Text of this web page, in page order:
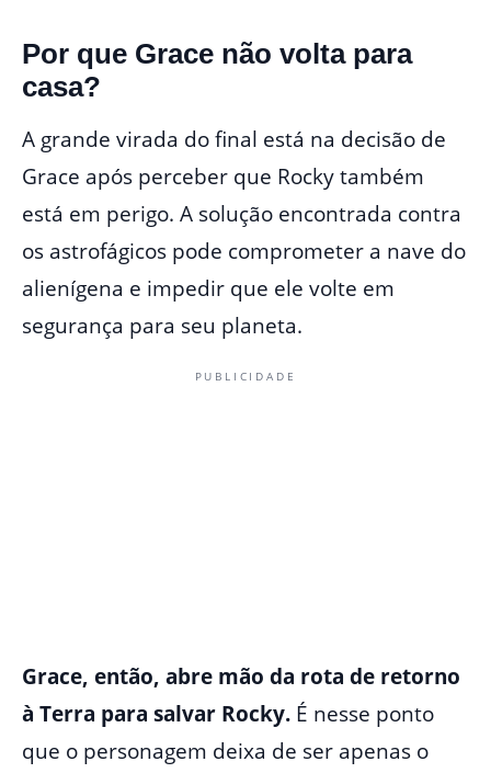
Por que Grace não volta para
casa?
A grande virada do final está na decisão de
Grace após perceber que Rocky também
está em perigo. A solução encontrada contra
os astrofágicos pode comprometer a nave do
alienígena e impedir que ele volte em
segurança para seu planeta.
PUBLICIDADE
Grace, então, abre mão da rota de retorno
à Terra para salvar Rocky. É nesse ponto
que o personagem deixa de ser apenas o